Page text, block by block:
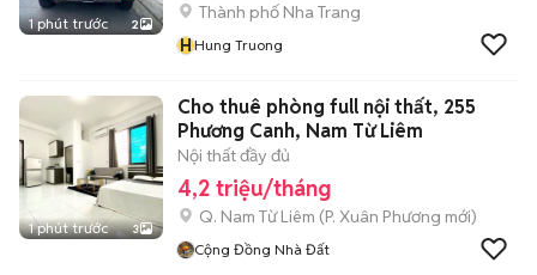
1 phút trước 2
Thành phố Nha Trang
HHung Truong
1 phút trước 3
Cho thuê phòng full nội thất, 255
Phương Canh, Nam Từ Liêm
Nội thất đầy đủ
4,2 triệu/tháng
Q. Nam Từ Liêm (P. Xuân Phương mới)
Cộng Đồng Nhà Đất